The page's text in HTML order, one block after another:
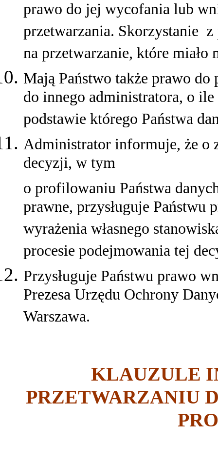
prawo do jej wycofania lub
przetwarzania. Skorzystanie
na przetwarzanie, które
Mają Państwo także prawo do
do innego administratora, o
podstawie którego Państwa
Administrator informuje, że o
decyzji, w tym
o profilowaniu Państwa
prawne, przysługuje
wyrażenia własnego
procesie podejmowania tej
Przysługuje Państwu prawo
Prezesa Urzędu Ochrony
Warszawa.
KLAUZULE
PRZETWARZANIU